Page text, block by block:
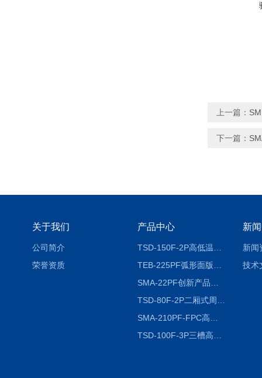
上一篇：
下一篇：
关于我们
公司简介
荣誉资质
产品中心 新
新闻
技术